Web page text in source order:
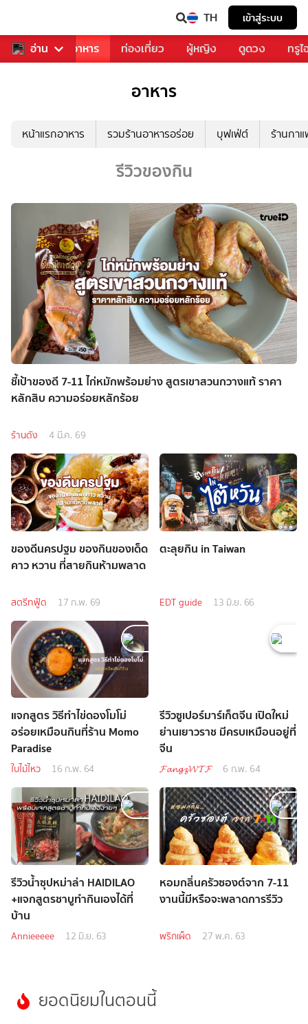
TH เข้าสู่ระบบ
อ่าน
การเพลง อาหาร ท่องเที่ยว ผู้หญิง ดูดวง ทรู
อาหาร
หน้าแรกอาหาร รวมร้านอาหารอร่อย บุฟเฟ่ต์ ร้านกา
รีวิวของกิน
ชี้เป้าของดี 7-11 ไก่หมักพร้อมย่าง สูตรเขาสวนกวางแท้ ราคา
หลักสิบ ความอร่อยหลักร้อย
ร้านดัง 4 มี.ค. 69
ของดีนครปฐม ของกินของเด็ด
คาว หวาน ที่สายกินห้ามพลาด
สตรีทฟู้ด 17 ก.พ. 69
ตะลุยกิน in Taiwan
EDT guide 13 มิ.ย. 66
แจกสูตร วิธีทำไข่ดองโมโม่
อร่อยเหมือนกินที่ร้าน Momo
Paradise
ใบไม้ไหว 16 ก.พ. 64
รีวิวซูเปอร์มาร์เก็ตจีน เปิดใหม่
ย่านเยาวราช มีครบเหมือนอยู่ที่
จีน
𝓕𝓪𝓷𝓰𝔃𝓦𝓣𝓕 6 ก.พ. 64
รีวิวน้ำซุปหม่าล่า HAIDILAO
+แจกสูตรชาบูทำกินเองได้ที่
บ้าน
Annieeeee 12 มิ.ย. 63
หอมกลิ่นครัวซองต์จาก 7-11
งานนี้มีหรือจะพลาดการรีวิว
พริกเผ็ด 27 พ.ค. 63
ยอดนิยมในตอนนี้